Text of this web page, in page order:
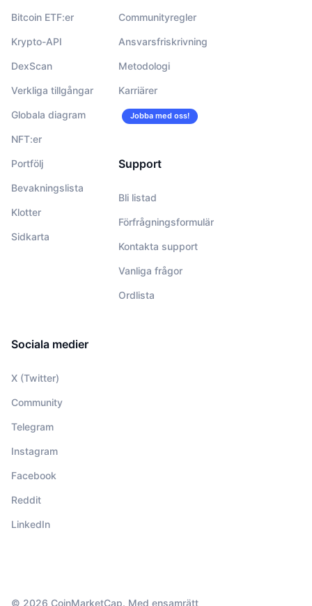
Bitcoin ETF:er
Krypto-API
DexScan
Verkliga tillgångar
Globala diagram
NFT:er
Portfölj
Bevakningslista
Klotter
Sidkarta
Communityregler
Ansvarsfriskrivning
Metodologi
Karriärer
Jobba med oss!
Support
Bli listad
Förfrågningsformulär
Kontakta support
Vanliga frågor
Ordlista
Sociala medier
X (Twitter)
Community
Telegram
Instagram
Facebook
Reddit
LinkedIn
© 2026 CoinMarketCap. Med ensamrätt